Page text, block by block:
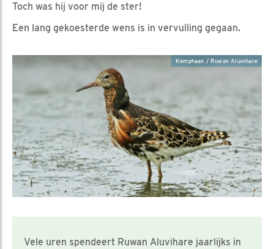
Toch was hij voor mij de ster!
Een lang gekoesterde wens is in vervulling gegaan.
Kemphaan / Ruwan Aluvihare
Vele uren spendeert Ruwan Aluvihare jaarlijks in